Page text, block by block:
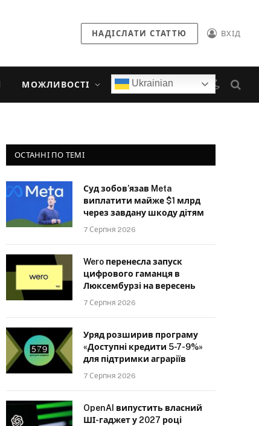
НАДІСЛАТИ СТАТТЮ ВХІД
МОЖЛИВОСТІ Ukrainian
ОСТАННІ ПО ТЕМІ
Суд зобов’язав Meta
виплатити майже $1 млрд
через завдану шкоду дітям
7 Серпня 2026
Wero перенесла запуск
цифрового гаманця в
Люксембурзі на вересень
7 Серпня 2026
Уряд розширив програму
«Доступні кредити 5-7-9%»
для підтримки аграріїв
7 Серпня 2026
OpenAI випустить власний
ШІ-гаджет у 2027 році